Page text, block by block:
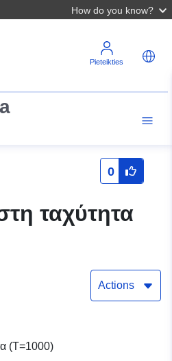
How do you know?
Pieteikties
0
ταχύτητα
Actions
(T=1000)